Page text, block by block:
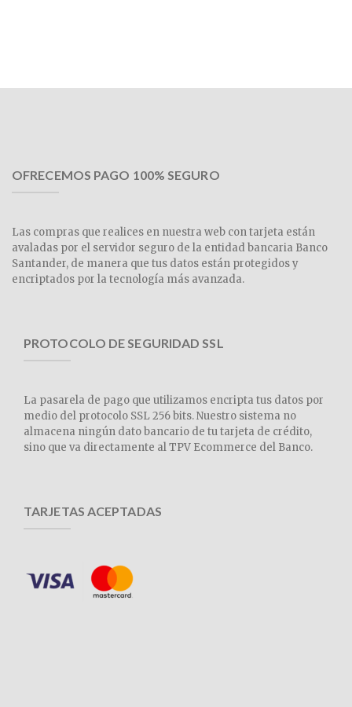
OFRECEMOS PAGO 100% SEGURO
Las compras que realices en nuestra web con tarjeta están
avaladas por el servidor seguro de la entidad bancaria Banco
Santander, de manera que tus datos están protegidos y
encriptados por la tecnología más avanzada.
PROTOCOLO DE SEGURIDAD SSL
La pasarela de pago que utilizamos encripta tus datos por
medio del protocolo SSL 256 bits. Nuestro sistema no
almacena ningún dato bancario de tu tarjeta de crédito,
sino que va directamente al TPV Ecommerce del Banco.
TARJETAS ACEPTADAS